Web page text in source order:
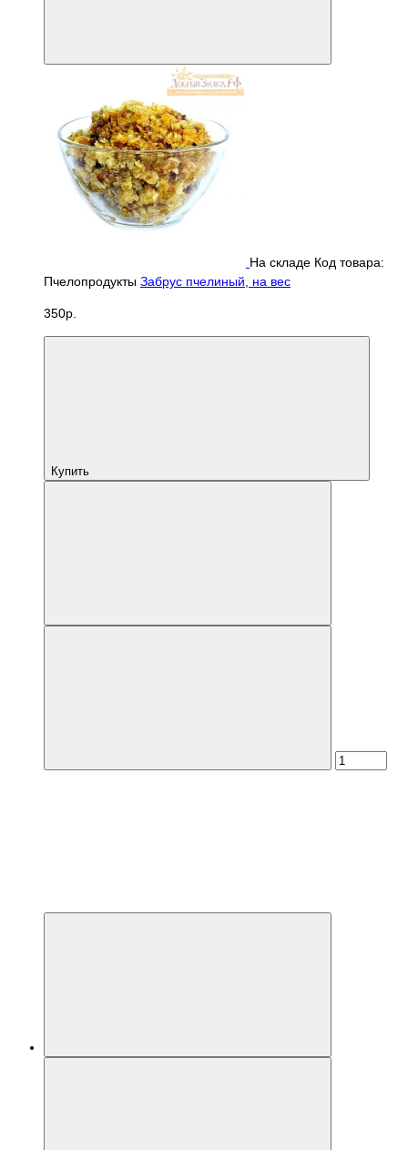
На складе Код товара:
Пчелопродукты Забрус пчелиный, на вес
350р.
Купить